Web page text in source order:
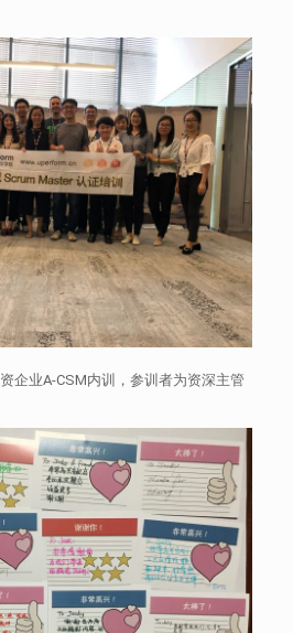
企业A-CSM内训，参训者为资深主管